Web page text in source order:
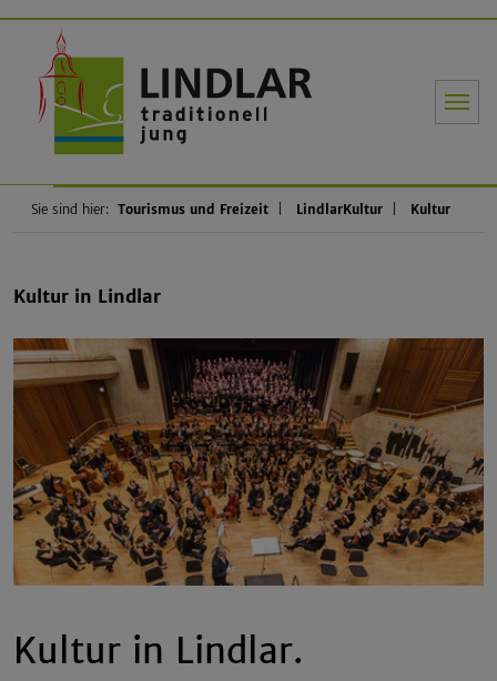
Sie sind hier: Tourismus und Freizeit LindlarKultur Kultur
Kultur in Lindlar
Kultur in Lindlar.